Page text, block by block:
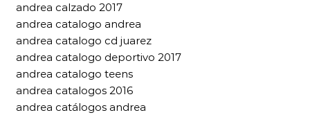
andrea calzado 2017
andrea catalogo andrea
andrea catalogo cd juarez
andrea catalogo deportivo 2017
andrea catalogo teens
andrea catalogos 2016
andrea catálogos andrea